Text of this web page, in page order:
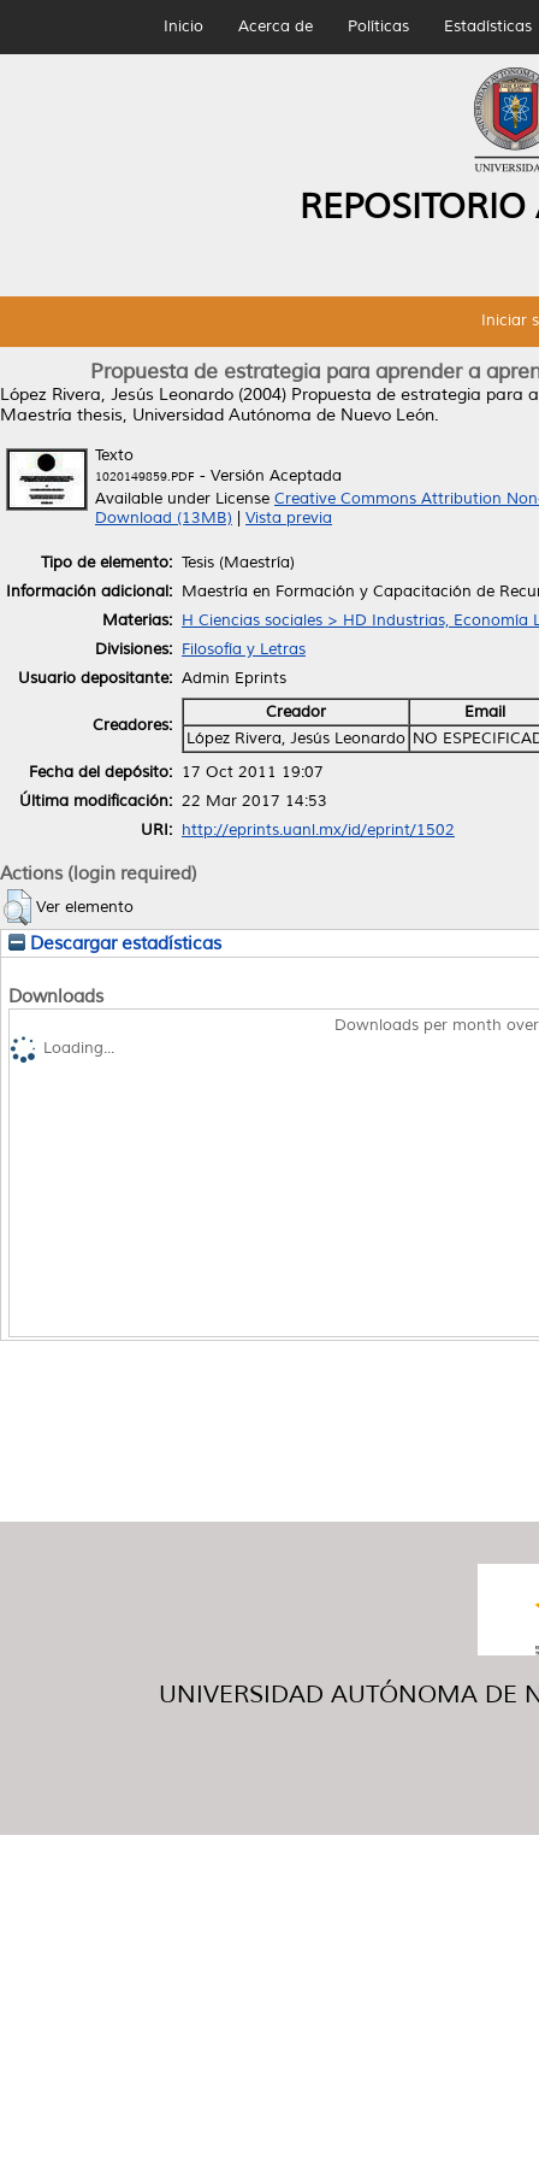
Inicio Acerca de Políticas Estadísticas
Iniciar
Propuesta de estrategia para aprender a
López Rivera, Jesús Leonardo (2004) Propuesta de estrategia para
Maestría thesis, Universidad Autónoma de Nuevo León.
Texto
1020149859.PDF - Versión Aceptada
Available under License Creative Commons Attribution
Download (13MB)
Vista previa
Tipo de elemento: Tesis (Maestría)
Información adicional: Maestría en Formación y Capacitación de
Materias: H Ciencias sociales > HD Industrias, Economía
Divisiones: Filosofía y Letras
Usuario depositante: Admin Eprints
Creadores:
Creador
Email
López Rivera, Jesús Leonardo NO
Fecha del depósito: 17 Oct 2011 19:07
Última modificación: 22 Mar 2017 14:53
URI: http://eprints.uanl.mx/id/eprint/1502
Actions (login required)
Ver elemento
Descargar estadísticas
Downloads
Downloads per month
Loading...
UNIVERSIDAD AUTÓNOMA DE